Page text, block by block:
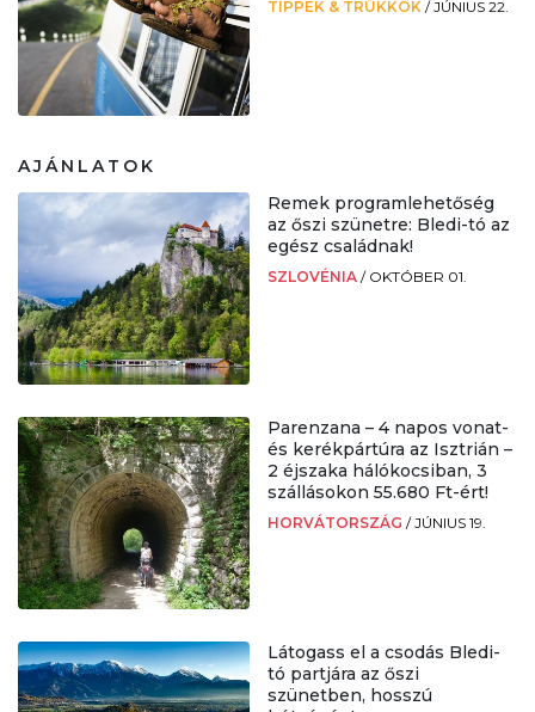
TIPPEK & TRÜKKÖK /JÚNIUS 22.
AJÁNLATOK
Remek programlehetőség
az őszi szünetre: Bledi-tó az
egész családnak!
SZLOVÉNIA / OKTÓBER 01.
Parenzana – 4 napos vonat-
és kerékpártúra az Isztrián –
2 éjszaka hálókocsiban, 3
szállásokon 55.680 Ft-ért!
HORVÁTORSZÁG /JÚNIUS 19.
Látogass el a csodás Bledi-
tó partjára az őszi
szünetben, hosszú